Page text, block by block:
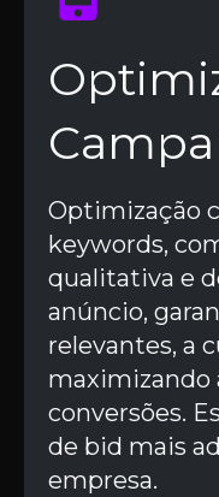
Optimização
keywords,
qualitativa e
anúncio,
relevantes, a
maximizando
conversões.
de bid mais
empresa.